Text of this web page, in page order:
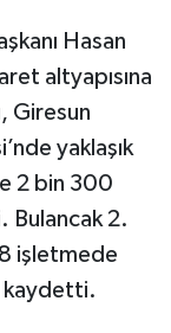
Hasan
altyapısına
Giresun
yaklaşık
2 bin 300
Bulancak 2.
işletmede
kaydetti.